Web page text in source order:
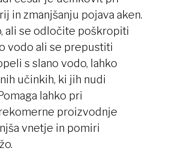
in zmanjšanju pojava aken.
ali se odločite poškropiti
vodo ali se prepustiti
s slano vodo, lahko
učinkih, ki jih nudi
lahko pri
proizvodnje
vnetje in pomiri